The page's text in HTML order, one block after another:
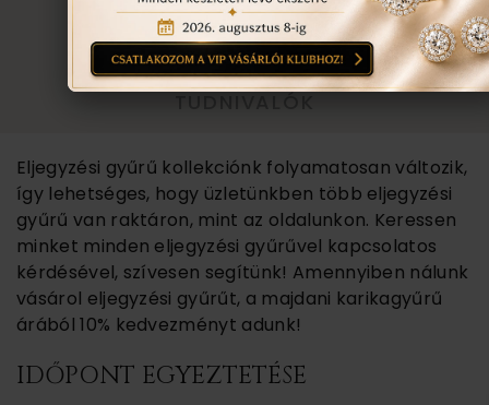
TOVÁBBI INFORMÁCIÓ
TUDNIVALÓK
Eljegyzési gyűrű kollekciónk folyamatosan változik,
így lehetséges, hogy üzletünkben több eljegyzési
gyűrű van raktáron, mint az oldalunkon. Keressen
minket minden eljegyzési gyűrűvel kapcsolatos
kérdésével, szívesen segítünk! Amennyiben nálunk
vásárol eljegyzési gyűrűt, a majdani karikagyűrű
árából 10% kedvezményt adunk!
IDŐPONT EGYEZTETÉSE